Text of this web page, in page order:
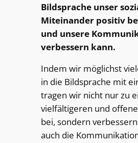
Bildsprache unser
Miteinander positiv
und unsere
verbessern kann.
Indem wir möglichst
in die Bildsprache mit
tragen wir nicht nur zu
vielfältigeren und
bei, sondern
auch die